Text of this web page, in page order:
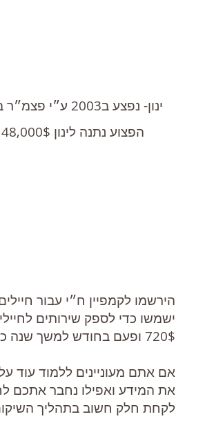
הפצוע נתנה לינון 48,000$ עבור פרוטזות מותאמות אישית. כיום הוא יכול ללכת, לרכב על אופניים ולרוץ!
הירשמו לקמפיין ח״י עבור
720$ ופעם בחודש למשך שנה כרטיס האשראי או חשבון ה- PayPal שלכם יחויב בסכום הזה.
אם אתם מעוניינים ללמוד עוד
לקחת חלק חשוב בתהליך